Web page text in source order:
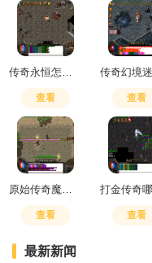
查看 查看
查看 查看
最新新闻